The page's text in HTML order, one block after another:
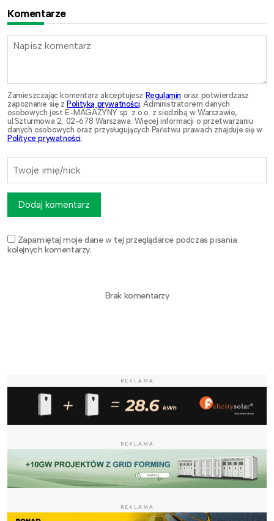
Komentarze
Zamieszczając komentarz akceptujesz Regulamin oraz potwierdzasz
zapoznanie się z Polityką prywatności. Administratorem danych
osobowych jest E-MAGAZYNY sp. z o.o. z siedzibą w Warszawie,
ul.Szturmowa 2, 02-678 Warszawa. Więcej informacji o przetwarzaniu
danych osobowych oraz przysługujących Państwu prawach znajduje się w
Polityce prywatności.
Zapamiętaj moje dane w tej przeglądarce podczas pisania
kolejnych komentarzy.
Dodaj komentarz
Brak komentarzy
REKLAMA
REKLAMA
REKLAMA